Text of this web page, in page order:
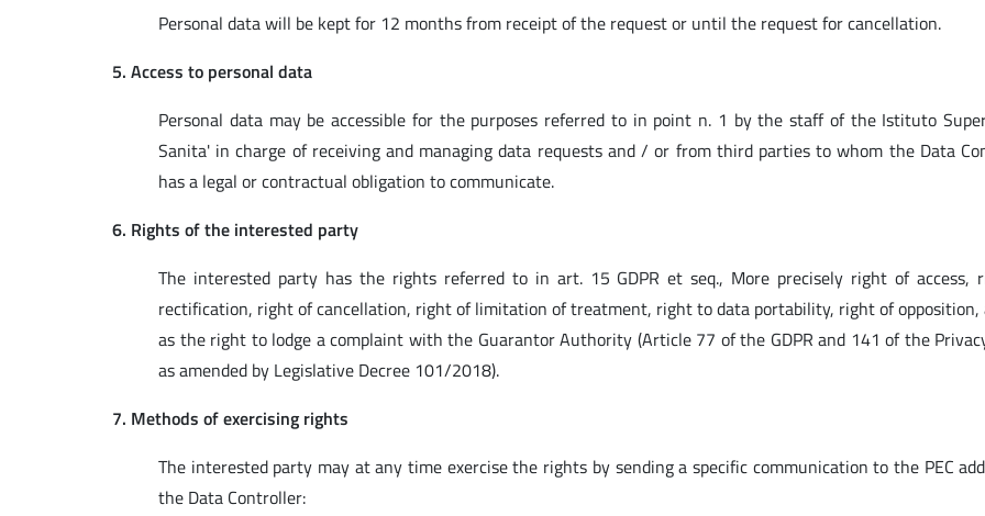
Personal data will be kept for 12 months from receipt of the request or until the request for cancellation.
5. Access to personal data
Personal data may be accessible for the purposes referred to in point n. 1 by the staff of the Istituto
Sanita' in charge of receiving and managing data requests and / or from third parties to whom the Data
has a legal or contractual obligation to communicate.
6. Rights of the interested party
The interested party has the rights referred to in art. 15 GDPR et seq., More precisely right of access,
rectification, right of cancellation, right of limitation of treatment, right to data portability, right of opposition,
as the right to lodge a complaint with the Guarantor Authority (Article 77 of the GDPR and 141 of the
as amended by Legislative Decree 101/2018).
7. Methods of exercising rights
The interested party may at any time exercise the rights by sending a specific communication to the PEC
the Data Controller: